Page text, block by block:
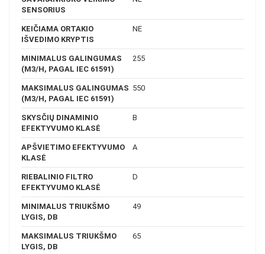
SENSORIUS
KEIČIAMA ORTAKIO
IŠVEDIMO KRYPTIS
NE
MINIMALUS GALINGUMAS
(M3/H, PAGAL IEC 61591)
255
MAKSIMALUS GALINGUMAS
(M3/H, PAGAL IEC 61591)
550
SKYSČIŲ DINAMINIO
EFEKTYVUMO KLASĖ
B
APŠVIETIMO EFEKTYVUMO
KLASĖ
A
RIEBALINIO FILTRO
EFEKTYVUMO KLASĖ
D
MINIMALUS TRIUKŠMO
LYGIS, DB
49
MAKSIMALUS TRIUKŠMO
LYGIS, DB
65